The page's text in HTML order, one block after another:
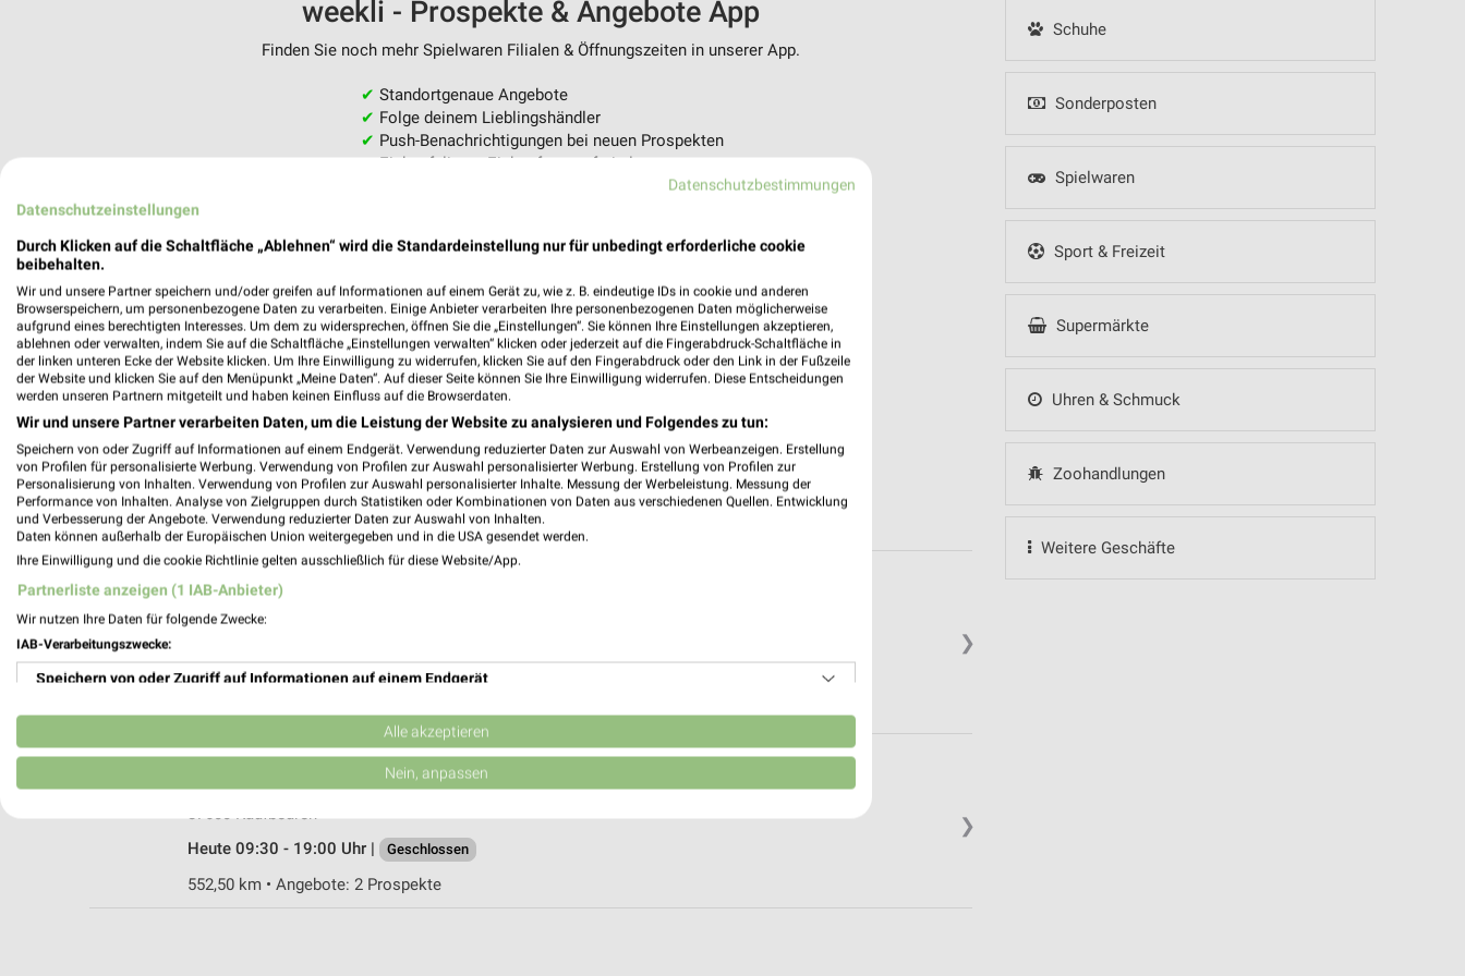
Schuhe
Sonderposten
Spielwaren
Sport & Freizeit
Supermärkte
Uhren & Schmuck
Zoohandlungen
Weitere Geschäfte
weekli - Prospekte & Angebote App
Finden Sie noch mehr Spielwaren Filialen & Öffnungszeiten in unserer App.
✔ Standortgenaue Angebote
✔ Folge deinem Lieblingshändler
✔ Push-Benachrichtigungen bei neuen Prospekten
✔Einkaufsliste - Einkauf stressfrei planen
❯
Ernsting's family Isny
88316 Isny
Heute 09:00 - 15:00 Uhr | Geschlossen
❯
Rofu Kinderland Kaufbeuren
Kemptener Straße 4
87600 Kaufbeuren
Heute 09:30 - 19:00 Uhr |
Geschlossen
552,50 km • Angebote: 2 Prospekte
Datenschutzbestimmungen
Datenschutzeinstellungen
Durch Klicken auf die Schaltfläche „Ablehnen“ wird die Standardeinstellung nur für unbedingt erforderliche cookie
beibehalten.
Wir und unsere Partner speichern und/oder greifen auf Informationen auf einem Gerät zu, wie z. B. eindeutige IDs in cookie und anderen
Browserspeichern, um personenbezogene Daten zu verarbeiten. Einige Anbieter verarbeiten Ihre personenbezogenen Daten möglicherweise
aufgrund eines berechtigten Interesses. Um dem zu widersprechen, öffnen Sie die „Einstellungen“. Sie können Ihre Einstellungen akzeptieren,
ablehnen oder verwalten, indem Sie auf die Schaltfläche „Einstellungen verwalten“ klicken oder jederzeit auf die Fingerabdruck-Schaltfläche in
der linken unteren Ecke der Website klicken. Um Ihre Einwilligung zu widerrufen, klicken Sie auf den Fingerabdruck oder den Link in der Fußzeile
der Website und klicken Sie auf den Menüpunkt „Meine Daten“. Auf dieser Seite können Sie Ihre Einwilligung widerrufen. Diese Entscheidungen
werden unseren Partnern mitgeteilt und haben keinen Einfluss auf die Browserdaten.
Wir und unsere Partner verarbeiten Daten, um die Leistung der Website zu analysieren und Folgendes zu tun:
Speichern von oder Zugriff auf Informationen auf einem Endgerät. Verwendung reduzierter Daten zur Auswahl von Werbeanzeigen. Erstellung
von Profilen für personalisierte Werbung. Verwendung von Profilen zur Auswahl personalisierter Werbung. Erstellung von Profilen zur
Personalisierung von Inhalten. Verwendung von Profilen zur Auswahl personalisierter Inhalte. Messung der Werbeleistung. Messung der
Performance von Inhalten. Analyse von Zielgruppen durch Statistiken oder Kombinationen von Daten aus verschiedenen Quellen. Entwicklung
und Verbesserung der Angebote. Verwendung reduzierter Daten zur Auswahl von Inhalten.
Daten können außerhalb der Europäischen Union weitergegeben und in die USA gesendet werden.
Ihre Einwilligung und die cookie Richtlinie gelten ausschließlich für diese Website/App.
Partnerliste anzeigen (1 IAB-Anbieter)
Wir nutzen Ihre Daten für folgende Zwecke:
IAB-Verarbeitungszwecke:
Speichern von oder Zugriff auf Informationen auf einem Endgerät
Verwendung reduzierter Daten zur Auswahl von Werbeanzeigen
Erstellung von Profilen für personalisierte Werbung
Erstellung von Profilen zur Personalisierung von Inhalten
Alle akzeptieren
Nein, anpassen